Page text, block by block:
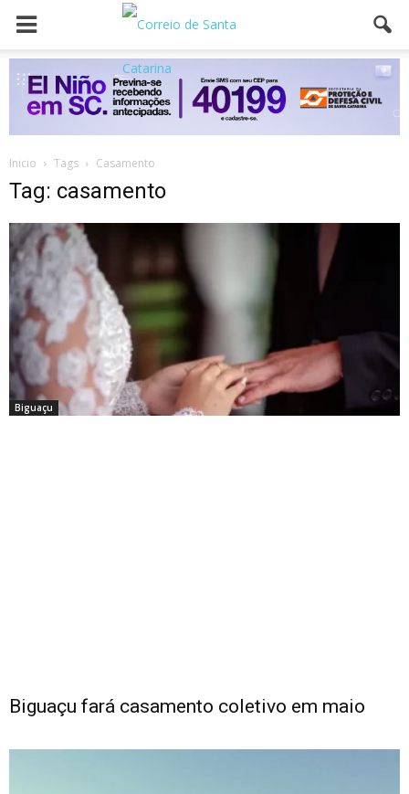
Inicio Tags Casamento
Tag: casamento
Biguaçu
Biguaçu fará casamento coletivo em maio